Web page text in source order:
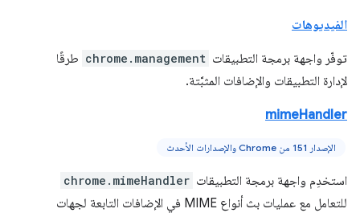
الفيديوهات
توفّر واجهة برمجة التطبيقات chrome.management طرقًا
لإدارة التطبيقات والإضافات المثبَّتة.
mimeHandler
الإصدار 151 من Chrome والإصدارات الأحدث
استخدِم واجهة برمجة التطبيقات chrome.mimeHandler
للتعامل مع عمليات بث أنواع MIME في الإضافات التابعة لجهات